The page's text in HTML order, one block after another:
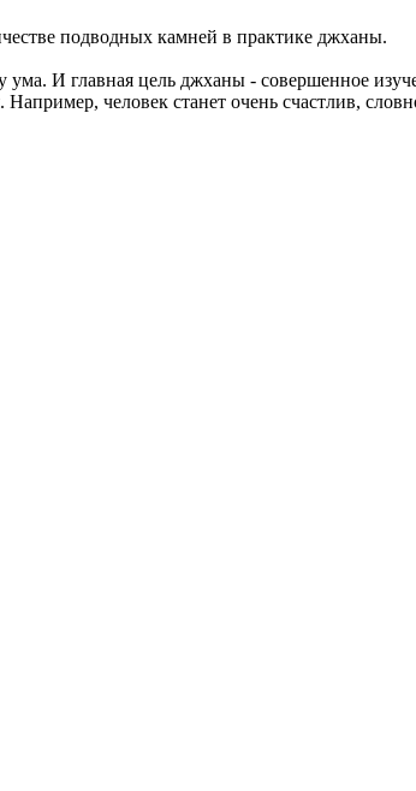
подводных камней в практике джханы.
И главная цель джханы - совершенное
человек станет очень счастлив,